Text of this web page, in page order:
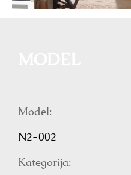
Model:
N2-002
Kategorija: